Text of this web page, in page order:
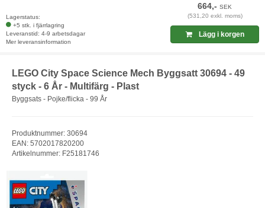
Lagerstatus:
+5 stk. i fjärrlagring
Leveranstid: 4-9 arbetsdagar
Mer leveransinformation
664,-SEK
(531,20 exkl. moms)
Lägg i korgen
LEGO City Space Science Mech Byggsatt 30694 - 49
styck - 6 År - Multifärg - Plast
Byggsats - Pojke/flicka - 99 År
Produktnummer: 30694
EAN: 5702017820200
Artikelnummer: F25181746